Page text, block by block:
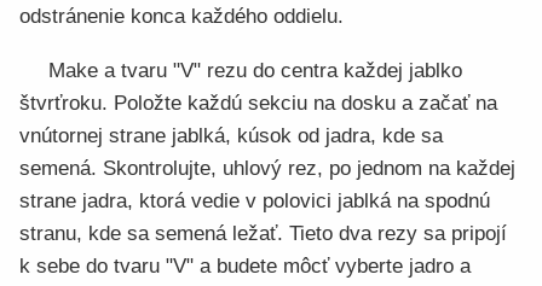
odstránenie konca každého oddielu.
Make a tvaru "V" rezu do centra každej jablko
štvrťroku. Položte každú sekciu na dosku a začať na
vnútornej strane jablká, kúsok od jadra, kde sa
semená. Skontrolujte, uhlový rez, po jednom na každej
strane jadra, ktorá vedie v polovici jablká na spodnú
stranu, kde sa semená ležať. Tieto dva rezy sa pripojí
k sebe do tvaru "V" a budete môcť vyberte jadro a